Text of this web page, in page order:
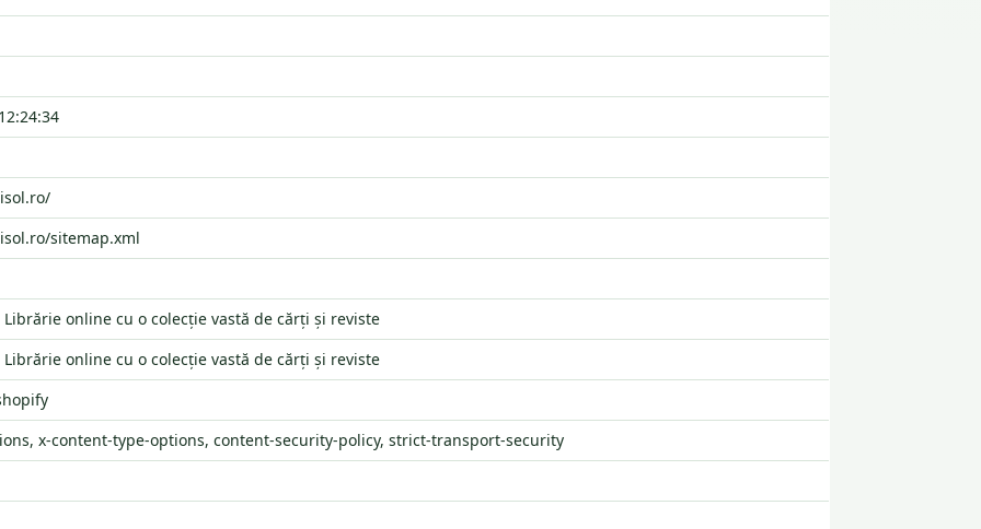
sitemap.xml
online cu o colecție vastă de cărți și reviste
online cu o colecție vastă de cărți și reviste
x-content-type-options, content-security-policy, strict-transport-security